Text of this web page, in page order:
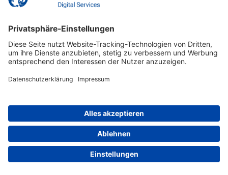
© 2025 Zander Digital Services Deutschland GmbH
English